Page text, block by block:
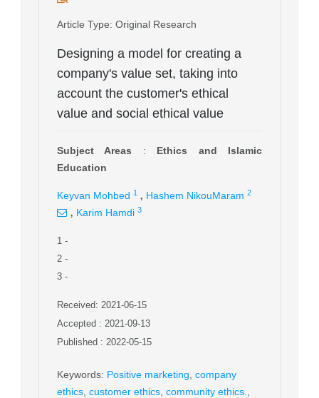
Article Type: Original Research
Designing a model for creating a
company's value set, taking into
account the customer's ethical
value and social ethical value
Subject Areas : Ethics and Islamic
Education
Keyvan Mohbed 1 , Hashem NikouMaram 2
, Karim Hamdi 3
1 -
2 -
3 -
Received: 2021-06-15
Accepted : 2021-09-13
Published : 2022-05-15
Keywords: Positive marketing company
ethics customer ethics community ethics.